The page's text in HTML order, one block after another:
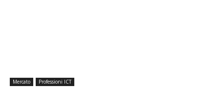
Mercato Professioni ICT